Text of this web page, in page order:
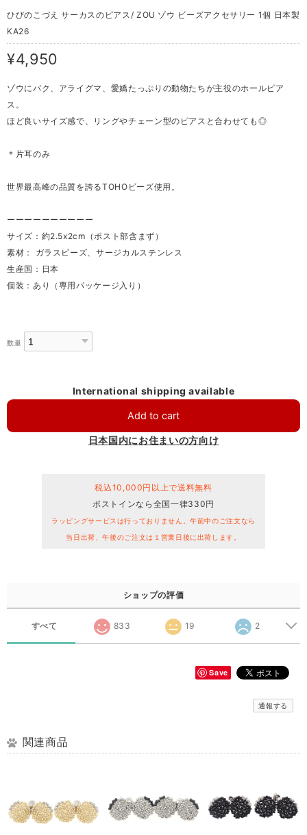
ひびのこづえ サーカスのピアス/ ZOU ゾウ ビーズアクセサリー 1個 日本製
KA26
¥4,950
ゾウにバク、アライグマ、愛嬌たっぷりの動物たちが主役のホールピア
ス。
ほど良いサイズ感で、リングやチェーン型のピアスと合わせても◎
＊片耳のみ
世界最高峰の品質を誇るTOHOビーズ使用。
ーーーーーーーーーー
サイズ：約2.5x2cm（ポスト部含まず）
素材： ガラスビーズ、サージカルステンレス
生産国：日本
個装：あり（専用パッケージ入り）
数量
International shipping available
Add to cart
日本国内にお住まいの方向け
税込10,000円以上で送料無料
ポストインなら全国一律330円
ラッピングサービスは行っておりません。午前中のご注文なら
当日出荷、午後のご注文は１営業日後に出荷します。
ショップの評価
すべて 833 19 2
Save
通報する
関連商品